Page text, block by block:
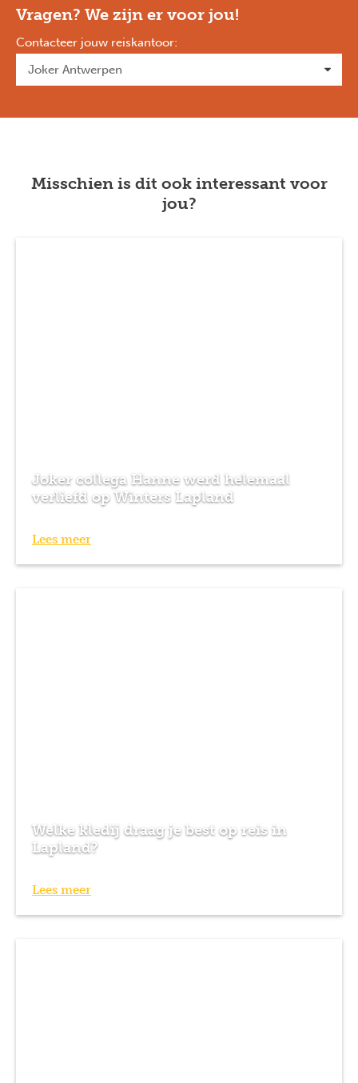
Vragen? We zijn er voor jou!
Contacteer jouw reiskantoor:
Misschien is dit ook interessant voor
jou?
Joker collega Hanne werd helemaal
verliefd op Winters Lapland
Lees meer
Welke kledij draag je best op reis in
Lapland?
Lees meer